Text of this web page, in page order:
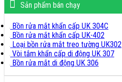
Sản phẩm bán chạy
Bồn rửa mắt khẩn cấp UK 304C
Bồn rửa mắt khẩn cấp UK-402
Loại bồn rửa mắt treo tường UK302
Vòi tắm khẩn cấp di động UK 307
Bồn rửa mắt di động UK 306